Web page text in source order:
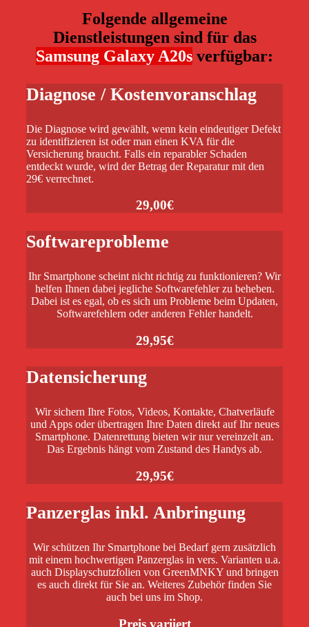
Folgende allgemeine
Dienstleistungen sind für das
Samsung Galaxy A20s verfügbar:
Diagnose / Kostenvoranschlag
Die Diagnose wird gewählt, wenn kein eindeutiger Defekt
zu identifizieren ist oder man einen KVA für die
Versicherung braucht. Falls ein reparabler Schaden
entdeckt wurde, wird der Betrag der Reparatur mit den
29€ verrechnet.
29,00€
Softwareprobleme
Ihr Smartphone scheint nicht richtig zu funktionieren? Wir
helfen Ihnen dabei jegliche Softwarefehler zu beheben.
Dabei ist es egal, ob es sich um Probleme beim Updaten,
Softwarefehlern oder anderen Fehler handelt.
29,95€
Datensicherung
Wir sichern Ihre Fotos, Videos, Kontakte, Chatverläufe
und Apps oder übertragen Ihre Daten direkt auf Ihr neues
Smartphone. Datenrettung bieten wir nur vereinzelt an.
Das Ergebnis hängt vom Zustand des Handys ab.
29,95€
Panzerglas inkl. Anbringung
Wir schützen Ihr Smartphone bei Bedarf gern zusätzlich
mit einem hochwertigen Panzerglas in vers. Varianten u.a.
auch Displayschutzfolien von GreenMNKY und bringen
es auch direkt für Sie an. Weiteres Zubehör finden Sie
auch bei uns im Shop.
Preis variiert